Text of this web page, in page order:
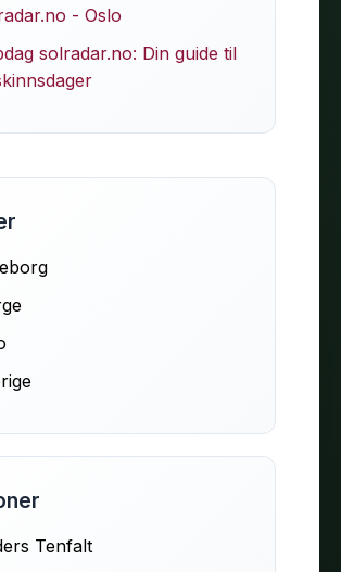
- Oslo
solradar.no: Din guide til
Tenfalt